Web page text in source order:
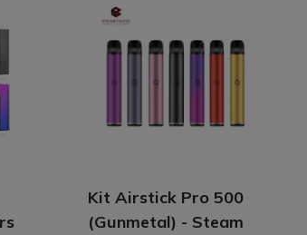
Kit Airstick Pro 500
(Gunmetal) - Steam